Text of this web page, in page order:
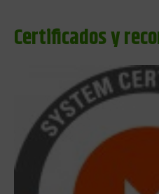
Certificados y